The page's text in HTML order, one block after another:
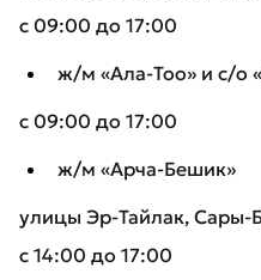
с 09:00 до 17:00
ж/м «Ала-Тоо» и с/о
с 09:00 до 17:00
ж/м «Арча-Бешик»
улицы Эр-Тайлак, Сары-
с 14:00 до 17:00